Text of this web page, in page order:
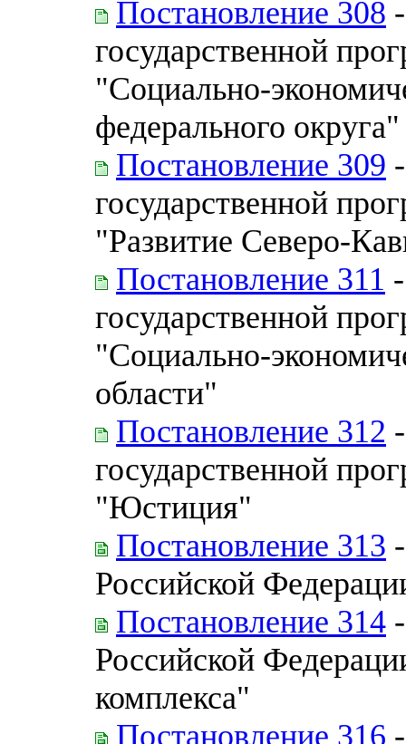
Постановление 308
государственной
"Социально-
федерального округа"
Постановление 309
государственной
"Развитие Северо-
Постановление 311
государственной
"Социально-
области"
Постановление 312
государственной
"Юстиция"
Постановление 313
Российской
Постановление 314
Российской
комплекса"
Постановление 316